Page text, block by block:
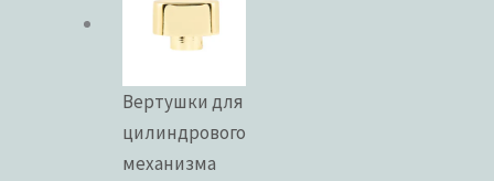
Вертушки для
цилиндрового
механизма